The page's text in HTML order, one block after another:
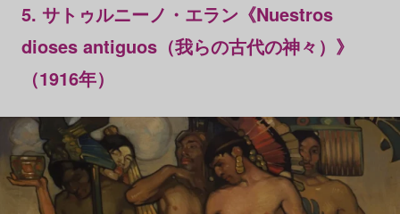
5. サトゥルニーノ・エラン《Nuestros
dioses antiguos（我らの古代の神々）》
（1916年）